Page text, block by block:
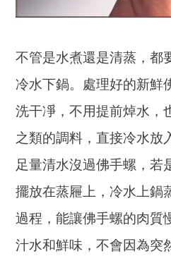
不管是水煮還是清蒸，都
冷水下鍋。處理好的新鮮
洗干凈，不用提前焯水，
之類的調料，直接冷水放
足量清水沒過佛手螺，若
擺放在蒸屜上，冷水上鍋
過程，能讓佛手螺的肉質
汁水和鮮味，不會因為突